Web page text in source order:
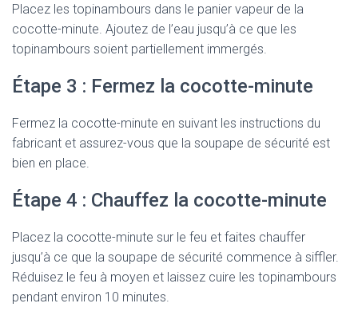
Placez les topinambours dans le panier vapeur de la
cocotte-minute. Ajoutez de l’eau jusqu’à ce que les
topinambours soient partiellement immergés.
Étape 3 : Fermez la cocotte-minute
Fermez la cocotte-minute en suivant les instructions du
fabricant et assurez-vous que la soupape de sécurité est
bien en place.
Étape 4 : Chauffez la cocotte-minute
Placez la cocotte-minute sur le feu et faites chauffer
jusqu’à ce que la soupape de sécurité commence à siffler.
Réduisez le feu à moyen et laissez cuire les topinambours
pendant environ 10 minutes.